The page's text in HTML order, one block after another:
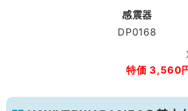
感震器
DP0168
特価 3,560